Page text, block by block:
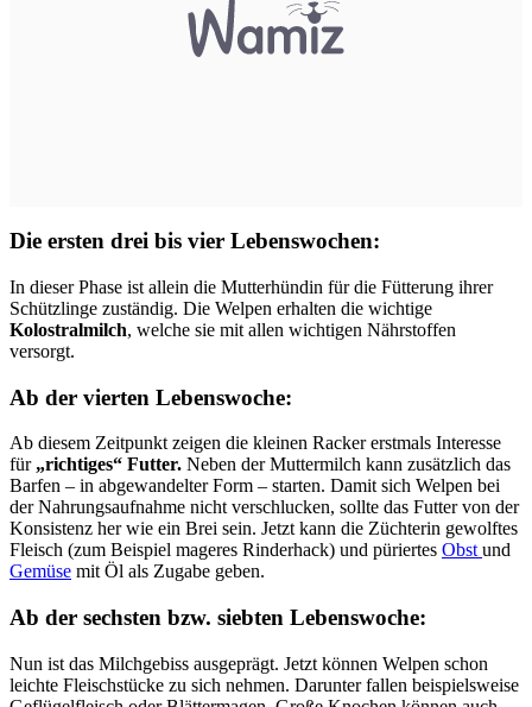
Die ersten drei bis vier Lebenswochen:
In dieser Phase ist allein die Mutterhündin für die Fütterung ihrer
Schützlinge zuständig. Die Welpen erhalten die wichtige
Kolostralmilch, welche sie mit allen wichtigen Nährstoffen
versorgt.
Ab der vierten Lebenswoche:
Ab diesem Zeitpunkt zeigen die kleinen Racker erstmals Interesse
für„richtiges“ Futter. Neben der Muttermilch kann zusätzlich das
Barfen – in abgewandelter Form – starten. Damit sich Welpen bei
der Nahrungsaufnahme nicht verschlucken, sollte das Futter von der
Konsistenz her wie ein Brei sein. Jetzt kann die Züchterin gewolftes
Fleisch (zum Beispiel mageres Rinderhack) und püriertes Obst und
Gemüse mit Öl als Zugabe geben.
Ab der sechsten bzw. siebten Lebenswoche:
Nun ist das Milchgebiss ausgeprägt. Jetzt können Welpen schon
leichte Fleischstücke zu sich nehmen. Darunter fallen beispielsweise